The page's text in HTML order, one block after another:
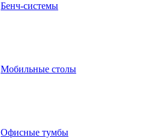
Бенч-системы
Мобильные столы
Офисные тумбы